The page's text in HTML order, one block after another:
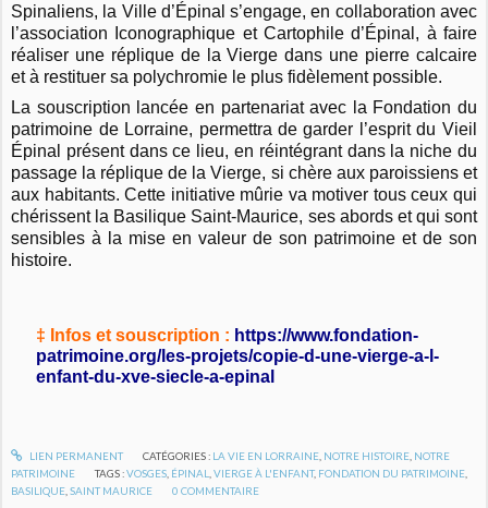
Spinaliens, la Ville d’Épinal s’engage, en collaboration avec
l’association Iconographique et Cartophile d’Épinal, à faire
réaliser une réplique de la Vierge dans une pierre calcaire
et à restituer sa polychromie le plus fidèlement possible.
La souscription lancée en partenariat avec la Fondation du
patrimoine de Lorraine, permettra de garder l’esprit du Vieil
Épinal présent dans ce lieu, en réintégrant dans la niche du
passage la réplique de la Vierge, si chère aux paroissiens et
aux habitants. Cette initiative mûrie va motiver tous ceux qui
chérissent la Basilique Saint-Maurice, ses abords et qui sont
sensibles à la mise en valeur de son patrimoine et de son
histoire.
‡ Infos et souscription : https://www.fondation-
patrimoine.org/les-projets/copie-d-une-vierge-a-l-
enfant-du-xve-siecle-a-epinal
LIEN PERMANENT CATÉGORIES : LA VIE EN LORRAINE, NOTRE HISTOIRE, NOTRE
PATRIMOINE
TAGS :VOSGES ÉPINAL ,VIERGE À L'ENFANT, FONDATION DU PATRIMOINE
BASILIQUE ,SAINT MAURICE 0 COMMENTAIRE